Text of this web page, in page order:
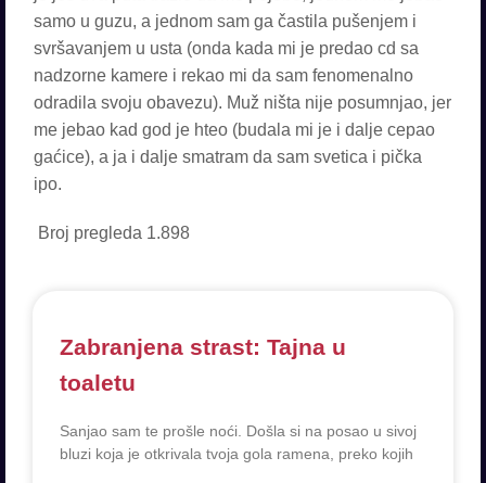
Broj pregleda 1.898
Zabranjena strast: Tajna u
toaletu
Sanjao sam te prošle noći. Došla si na posao u sivoj
bluzi koja je otkrivala tvoja gola ramena, preko kojih